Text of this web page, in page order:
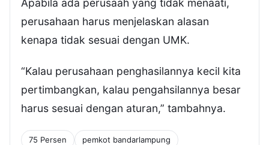
perusahaan harus menjelaskan alasan
kenapa tidak sesuai dengan UMK.
“Kalau perusahaan penghasilannya kecil kita
pertimbangkan, kalau pengahsilannya besar
harus sesuai dengan aturan,” tambahnya.
75 Persen pemkot bandarlampung